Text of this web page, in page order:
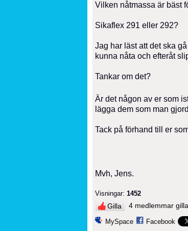
Vilken nåtmassa är bäst
Sikaflex 291 eller 292?
Jag har läst att det ska
kunna nåta och efteråt
Tankar om det?
Är det någon av er som
lägga dem som man
Tack på förhand till er
Mvh, Jens.
Visningar: 1452
Gilla 4 medlemmar
MySpace Facebook